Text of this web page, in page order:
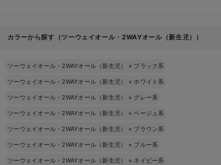
カラーから探す（ツーウェイオール・2WAYオール（新生児））
ツーウェイオール・2WAYオール（新生児） × ブラック系
ツーウェイオール・2WAYオール（新生児） ×ホワイト系
ツーウェイオール・2WAYオール（新生児） × グレー系
ツーウェイオール・2WAYオール（新生児） ×ベージュ系
ツーウェイオール・2WAYオール（新生児） × ブラウン系
ツーウェイオール・2WAYオール（新生児） × ブルー系
ツーウェイオール・2WAYオール（新生児） × ネイビー系